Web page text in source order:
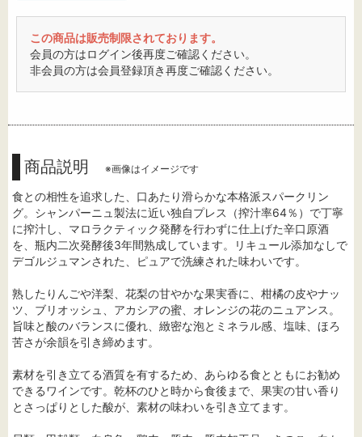
この商品は販売制限されております。
会員の方はログイン後再度ご確認ください。
非会員の方は会員登録頂き再度ご確認ください。
商品説明 ※画像はイメージです
食との相性を追求した、口あたり滑らかな本格派スパークリン
グ。シャンパーニュ製法に近い独自プレス（搾汁率64％）で丁寧
に搾汁し、マロラクティック発酵を行わずに仕上げた辛口原酒
を、瓶内二次発酵後3年間熟成しています。リキュール添加なしで
デゴルジュマンされた、ピュアで洗練された味わいです。
熟したりんごや洋梨、花梨の甘やかな果実香に、柑橘の皮やナッ
ツ、ブリオッシュ、アカシアの蜜、オレンジの花のニュアンス。
旨味と酸のバランスに優れ、緻密な泡とミネラル感、塩味、ほろ
苦さが余韻を引き締めます。
素材を引き立てる酒質を有するため、あらゆる食とともにお勧め
できるワインです。乾杯のひと時から食後まで、果実の甘い香り
とさっぱりとした酸が、素材の味わいを引き立てます。